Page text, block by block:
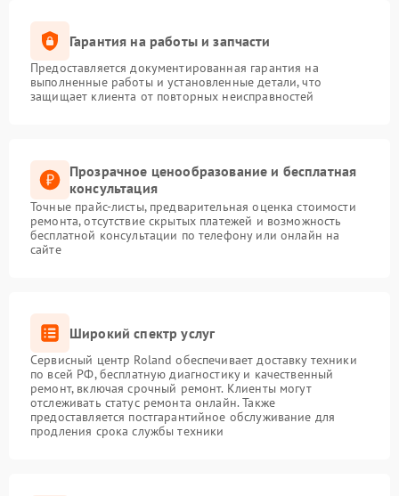
Гарантия на работы и запчасти
Предоставляется документированная гарантия на
выполненные работы и установленные детали, что
защищает клиента от повторных неисправностей
Прозрачное ценообразование и бесплатная
консультация
Точные прайс-листы, предварительная оценка стоимости
ремонта, отсутствие скрытых платежей и возможность
бесплатной консультации по телефону или онлайн на
сайте
Широкий спектр услуг
Сервисный центр Roland обеспечивает доставку техники
по всей РФ, бесплатную диагностику и качественный
ремонт, включая срочный ремонт. Клиенты могут
отслеживать статус ремонта онлайн. Также
предоставляется постгарантийное обслуживание для
продления срока службы техники